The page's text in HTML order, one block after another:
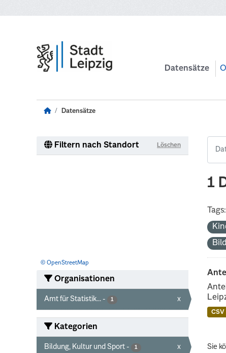
Datensätze
Datensätze
Filtern nach Standort Löschen
© OpenStreetMap
Organisationen
Amt für Statistik... - 1 x
Kategorien
Bildung, Kultur und Sport - 1 x
1
Tags:
CSV
Sie